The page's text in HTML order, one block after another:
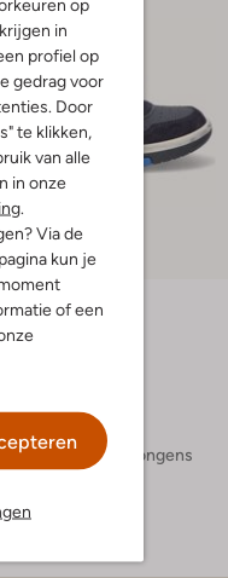
op
in
profiel op
gedrag voor
Door
te klikken,
van alle
in onze
.
Via de
kun je
of een
item
Braqeez
sneakers
Sneakers Jongens